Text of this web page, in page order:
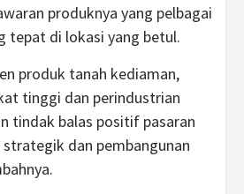
produknya yang pelbagai
tepat di lokasi yang betul.
produk tanah kediaman,
tinggi dan perindustrian
tindak balas positif pasaran
dan pembangunan